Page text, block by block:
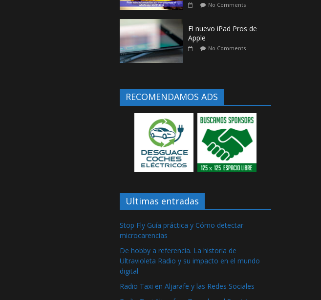
No Comments
El nuevo iPad Pros de
Apple
No Comments
RECOMENDAMOS ADS
Ultimas entradas
Stop Fly Guía práctica y Cómo detectar
microcarencias
De hobby a referencia. La historia de
Ultravioleta Radio y su impacto en el mundo
digital
Radio Taxi en Aljarafe y las Redes Sociales